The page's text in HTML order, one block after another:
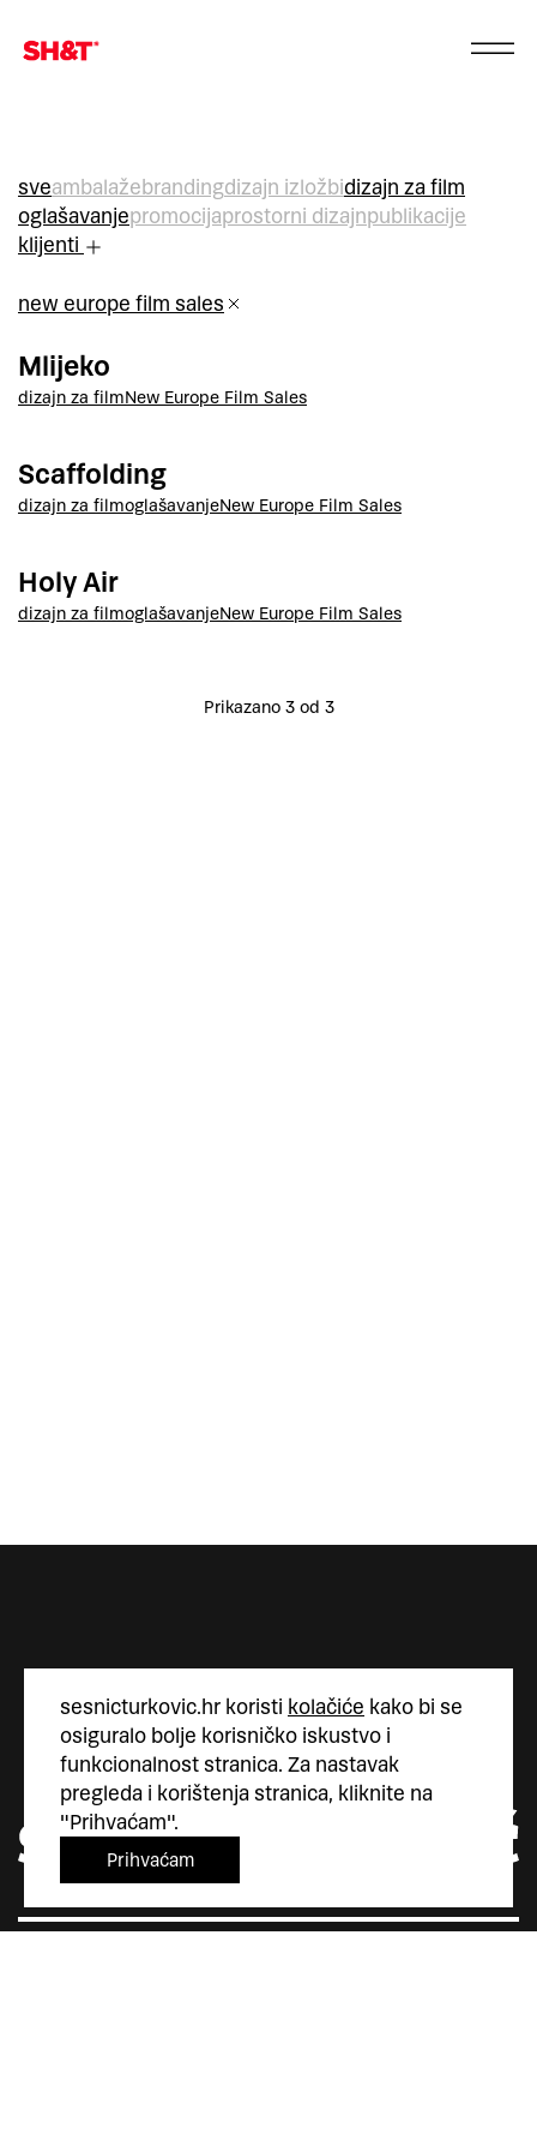
sveambalažebrandingdizajn izložbidizajn za film
oglašavanjepromocijaprostorni dizajnpublikacije
klijenti
new europe film sales
Mlijeko
dizajn za filmNew Europe Film Sales
Scaffolding
dizajn za filmoglašavanjeNew Europe Film Sales
Holy Air
dizajn za filmoglašavanjeNew Europe Film Sales
Prikazano 3 od 3
sesnicturkovic.hr koristi kolačiće kako bi se
osiguralo bolje korisničko iskustvo i
funkcionalnost stranica. Za nastavak
pregleda i korištenja stranica, kliknite na
"Prihvaćam".
Prihvaćam